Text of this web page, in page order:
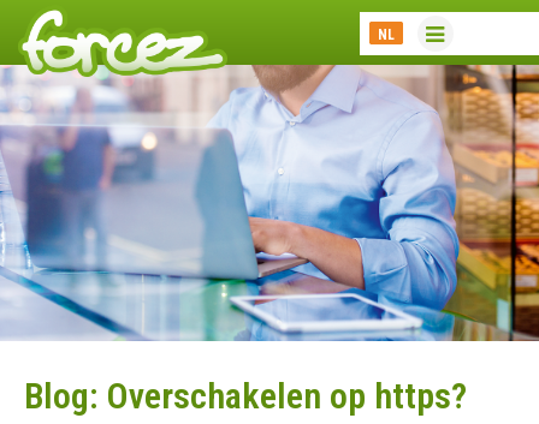
NL
Blog: Overschakelen op https?